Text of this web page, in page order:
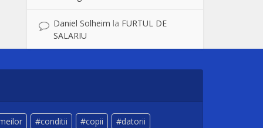
Daniel Solheim la FURTUL DE
SALARIU
conditii copii datorii